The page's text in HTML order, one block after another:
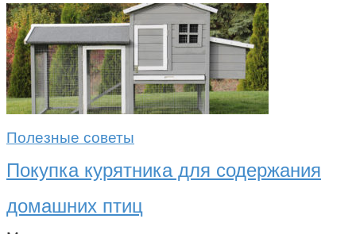
Полезные советы
Покупка курятника для содержания
домашних птиц